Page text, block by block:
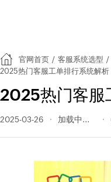
官网首页 / 客服系统选型 /
2025热门客服工单排行系统解析
2025热门客服
2025-03-26 191 阅读量